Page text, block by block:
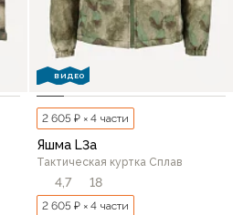
ВИДЕО
2 605 ₽ × 4 части
Яшма L3a
Тактическая куртка Сплав
4,7 18
2 605 ₽ × 4 части